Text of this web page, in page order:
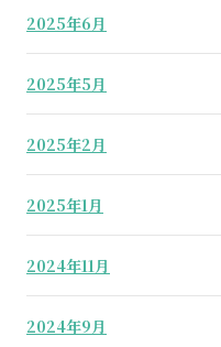
2025年6月
2025年5月
2025年2月
2025年1月
2024年11月
2024年9月